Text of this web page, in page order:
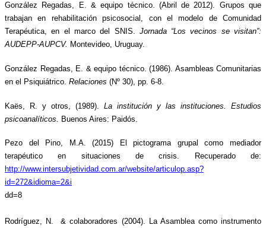
González Regadas, E. & equipo técnico. (Abril de 2012). Grupos que
trabajan en rehabilitación psicosocial, con el modelo de Comunidad
Terapéutica, en el marco del SNIS. Jornada “Los vecinos se visitan”:
AUDEPP-AUPCV. Montevideo, Uruguay.
González Regadas, E. & equipo técnico. (1986). Asambleas Comunitarias
en el Psiquiátrico. Relaciones (Nº 30), pp. 6-8.
Kaës, R. y otros, (1989). La institución y las instituciones. Estudios
psicoanalíticos. Buenos Aires: Paidós.
Pezo del Pino, M.A. (2015) El pictograma grupal como mediador
http://www.intersubjetividad.com.ar/website/articulop.asp?
id=272&idioma=2&i
dd=8
Rodríguez, N.  & colaboradores (2004). La Asamblea como instrumento